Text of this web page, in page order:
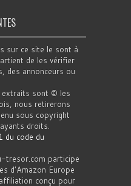
sur ce site le sont à
de les vérifier
des annonceurs ou
extraits sont © les
nous retirerons
sous copyright
droits.
du code du
tresor.com participe
d’Amazon Europe
conçu pour